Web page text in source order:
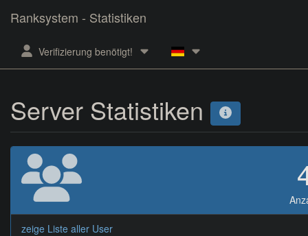
Ranksystem - Statistiken
Verifizierung benötigt!
Server Statistiken
zeige Liste aller User